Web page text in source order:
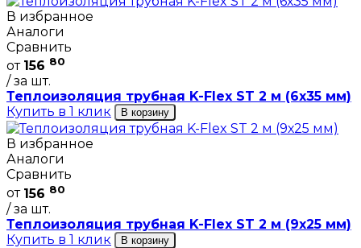
В избранное
Аналоги
Сравнить
от 156 80
/ за шт.
Теплоизоляция трубная K-Flex ST 2 м (6х35 мм)
Купить в 1 клик
В корзину
В избранное
Аналоги
Сравнить
от 156 80
/ за шт.
Теплоизоляция трубная K-Flex ST 2 м (9х25 мм)
Купить в 1 клик
В корзину